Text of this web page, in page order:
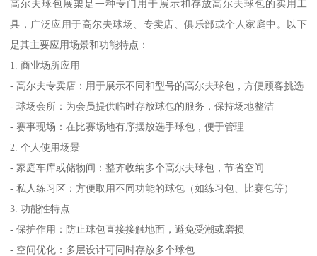
高尔夫球包展架是一种专门用于展示和存放高尔夫球包的实用工
具，广泛应用于高尔夫球场、专卖店、俱乐部或个人家庭中。以下
是其主要应用场景和功能特点：
1. 商业场所应用
- 高尔夫专卖店：用于展示不同和型号的高尔夫球包，方便顾客挑选
- 球场会所：为会员提供临时存放球包的服务，保持场地整洁
- 赛事现场：在比赛场地有序摆放选手球包，便于管理
2. 个人使用场景
- 家庭车库或储物间：整齐收纳多个高尔夫球包，节省空间
- 私人练习区：方便取用不同功能的球包（如练习包、比赛包等）
3. 功能性特点
- 保护作用：防止球包直接接触地面，避免受潮或磨损
- 空间优化：多层设计可同时存放多个球包